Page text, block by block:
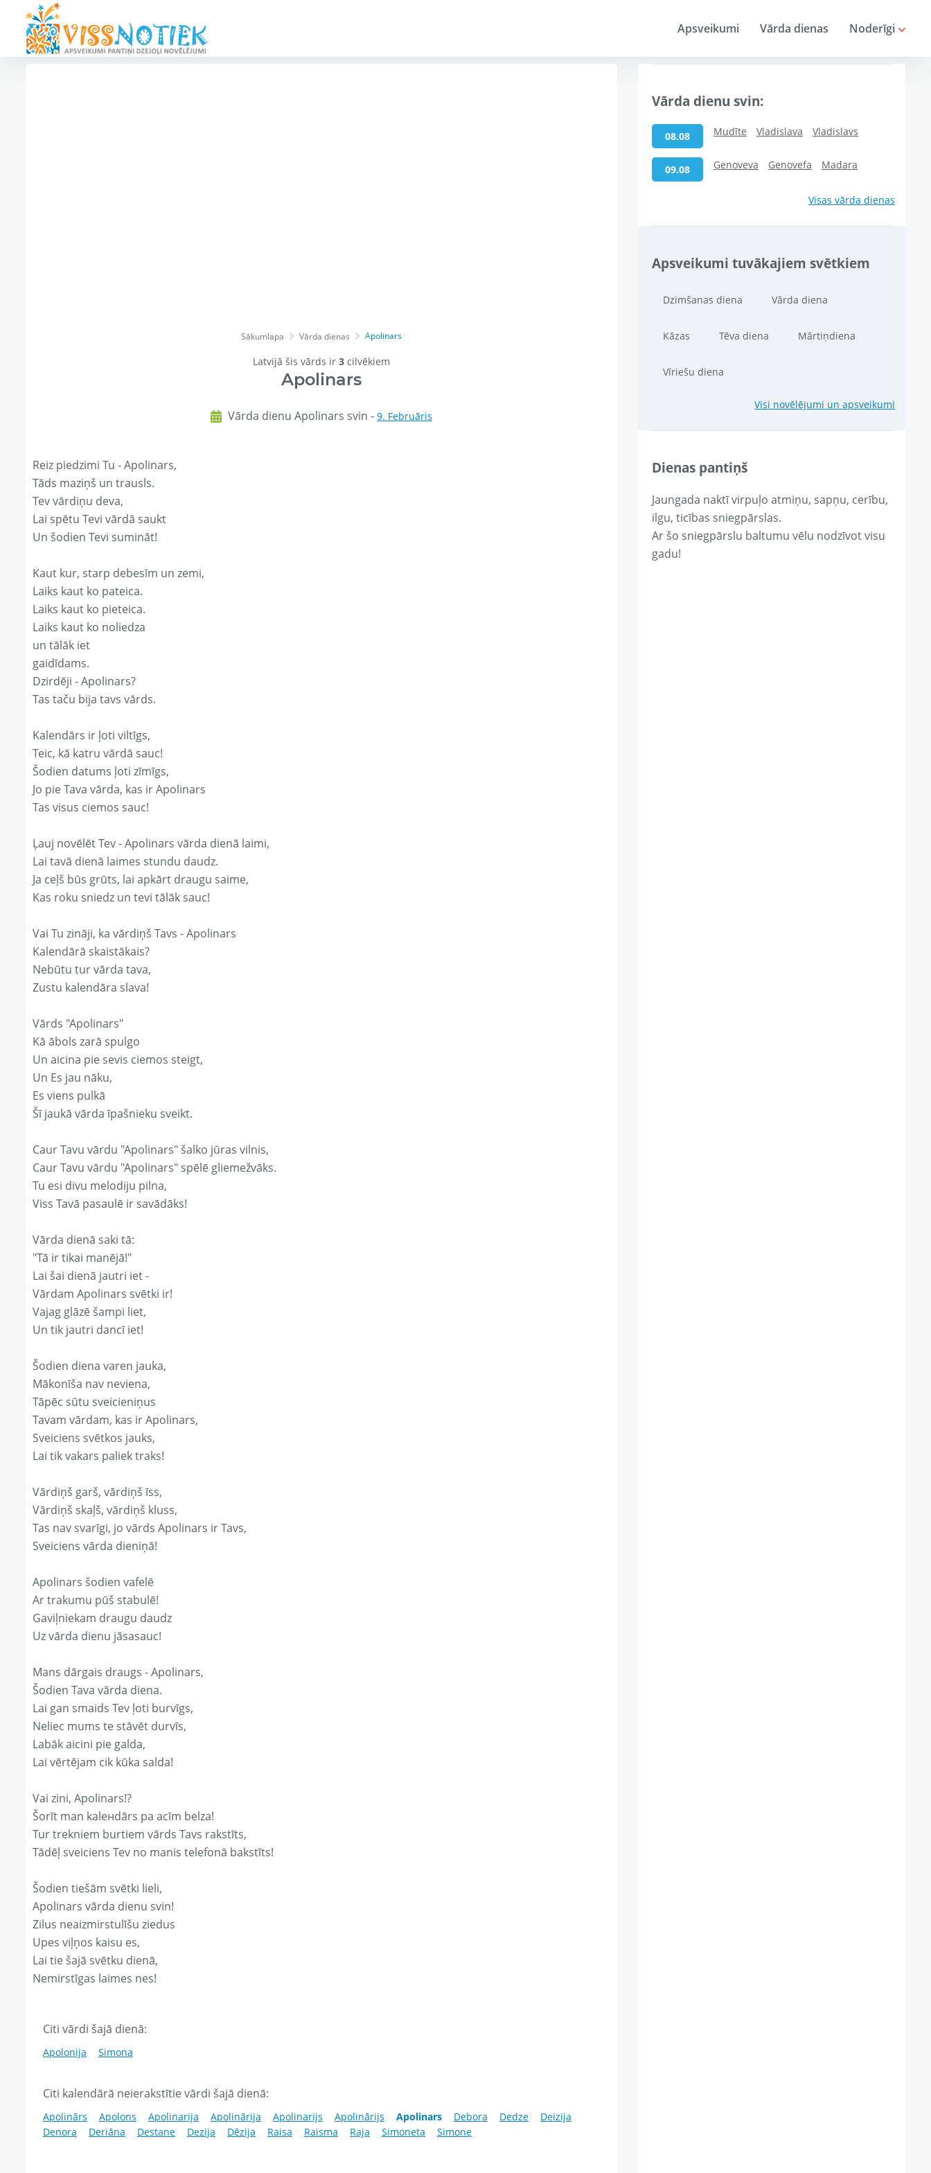
Apsveikumi Vārda dienas Noderīgi
Sākumlapa Vārda dienas Apolinars
Latvijā šis vārds ir 3 cilvēkiem
Apolinars
Vārda dienu Apolinars svin - 9. Februāris
Reiz piedzimi Tu - Apolinars,
Tāds maziņš un trausls.
Tev vārdiņu deva,
Lai spētu Tevi vārdā saukt
Un šodien Tevi sumināt!
Kaut kur, starp debesīm un zemi,
Laiks kaut ko pateica.
Laiks kaut ko pieteica.
Laiks kaut ko noliedza
un tālāk iet
gaidīdams.
Dzirdēji - Apolinars?
Tas taču bija tavs vārds.
Kalendārs ir ļoti viltīgs,
Teic, kā katru vārdā sauc!
Šodien datums ļoti zīmīgs,
Jo pie Tava vārda, kas ir Apolinars
Tas visus ciemos sauc!
Ļauj novēlēt Tev - Apolinars vārda dienā laimi,
Lai tavā dienā laimes stundu daudz.
Ja ceļš būs grūts, lai apkārt draugu saime,
Kas roku sniedz un tevi tālāk sauc!
Vai Tu zināji, ka vārdiņš Tavs - Apolinars
Kalendārā skaistākais?
Nebūtu tur vārda tava,
Zustu kalendāra slava!
Vārds "Apolinars"
Kā ābols zarā spulgo
Un aicina pie sevis ciemos steigt,
Un Es jau nāku,
Es viens pulkā
Šī jaukā vārda īpašnieku sveikt.
Caur Tavu vārdu "Apolinars" šalko jūras vilnis,
Caur Tavu vārdu "Apolinars" spēlē gliemežvāks.
Tu esi divu melodiju pilna,
Viss Tavā pasaulē ir savādāks!
Vārda dienā saki tā:
"Tā ir tikai manējā!"
Lai šai dienā jautri iet -
Vārdam Apolinars svētki ir!
Vajag glāzē šampi liet,
Un tik jautri dancī iet!
Šodien diena varen jauka,
Mākonīša nav neviena,
Tāpēc sūtu sveicieniņus
Tavam vārdam, kas ir Apolinars,
Sveiciens svētkos jauks,
Lai tik vakars paliek traks!
Vārdiņš garš, vārdiņš īss,
Vārdiņš skaļš, vārdiņš kluss,
Tas nav svarīgi, jo vārds Apolinars ir Tavs,
Sveiciens vārda dieniņā!
Apolinars šodien vafelē
Ar trakumu pūš stabulē!
Gaviļniekam draugu daudz
Uz vārda dienu jāsasauc!
Mans dārgais draugs - Apolinars,
Šodien Tava vārda diena.
Lai gan smaids Tev ļoti burvīgs,
Neliec mums te stāvēt durvīs,
Labāk aicini pie galda,
Lai vērtējam cik kūka salda!
Vai zini, Apolinars!?
Šorīt man kaleнdārs pa acīm belza!
Tur trekniem burtiem vārds Tavs rakstīts,
Tādēļ sveiciens Tev no manis telefonā bakstīts!
Šodien tiešām svētki lieli,
Apolinars vārda dienu svin!
Zilus neaizmirstulīšu ziedus
Upes viļņos kaisu es,
Lai tie šajā svētku dienā,
Nemirstīgas laimes nes!
Citi vārdi šajā dienā:
Apolonija Simona
Citi kalendārā neierakstītie vārdi šajā dienā:
Apolinārs Apolons Apolinarija Apolinārija Apolinarijs Apolinārijs Apolinars Debora Dedze
Deizija
Denora
Deriāna Destane Dezija Dēzija Raisa Raisma Raja Simoneta Simone
Vārda dienu svin:
08.08 Mudīte Vladislava Vladislavs
09.08 Genoveva Genovefa Madara
Visas vārda dienas
Apsveikumi tuvākajiem svētkiem
Dzimšanas diena Vārda diena
Kāzas Tēva diena Mārtiņdiena
Vīriešu diena
Visi novēlējumi un apsveikumi
Dienas pantiņš
Jaungada naktī virpuļo atmiņu, sapņu, cerību,
ilgu, ticības sniegpārslas.
Ar šo sniegpārslu baltumu vēlu nodzīvot visu
gadu!